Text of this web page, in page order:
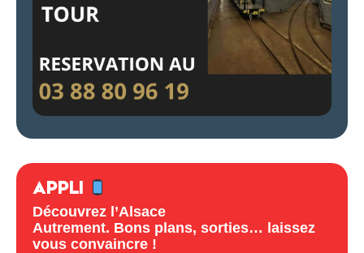
APPLI
Découvrez l’Alsace
Autrement. Bons plans, sorties… laissez
vous convaincre !